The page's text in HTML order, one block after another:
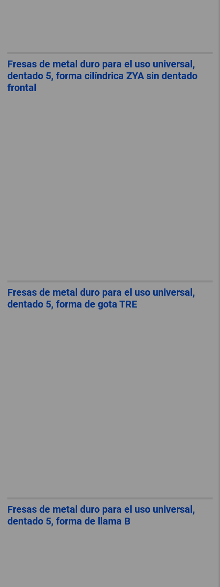
Fresas de metal duro para el uso universal,
dentado 5, forma cilíndrica ZYA sin dentado
frontal
Fresas de metal duro para el uso universal,
dentado 5, forma de gota TRE
Fresas de metal duro para el uso universal,
dentado 5, forma de llama B